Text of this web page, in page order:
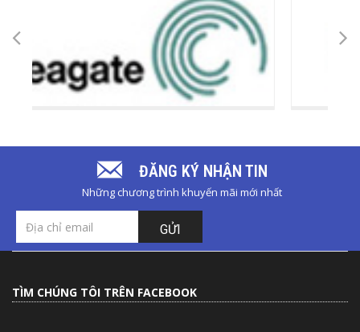
ĐĂNG KÝ NHẬN TIN
Những chương trình khuyến mãi mới nhất
GỬI
TÌM CHÚNG TÔI TRÊN FACEBOOK